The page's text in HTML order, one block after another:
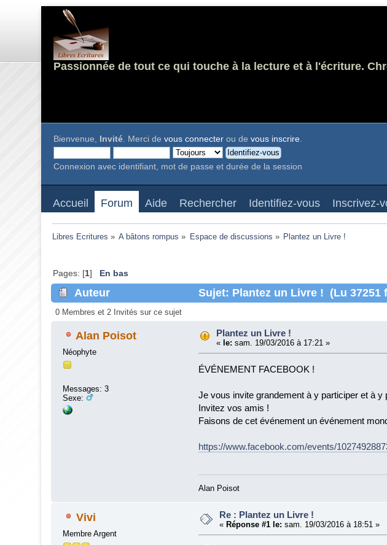
Passionnée de tout ce qui touche à la lecture et à l'écriture.
Bienvenue, Invité. Merci devous connecter ou devous inscrire.
Connexion avec identifiant, mot de passe et durée de la session
Accueil Forum Aide Rechercher Identifiez-vous Inscrivez-
Libres Ecritures » A bâtons rompus » Espace de discussions » Plantez un Livre !
Pages: [1] En bas
Auteur Sujet: Plantez un Livre ! (Lu 37251
0 Membres et 2 Invités sur ce sujet
Alan Poisot
Néophyte
Messages: 3
Sexe:
Plantez un Livre !
« le: sam. 19/03/2016 à 17:21 »
ÉVÉNEMENT FACEBOOK !
Je vous invite grandement à y participer et à y
Invitez vos amis !
Faisons de cet événement un événement
https://www.facebook.com/events/
Alan Poisot
Vivi
Membre Argent
Re : Plantez un Livre !
« Réponse #1 le: sam. 19/03/2016 à 18:51 »